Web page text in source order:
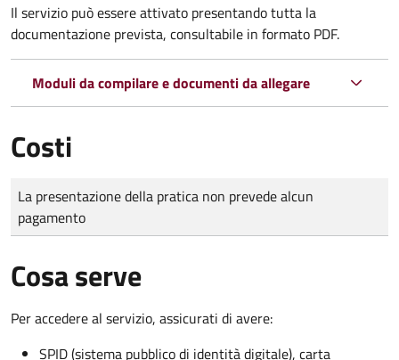
Il servizio può essere attivato presentando tutta la
documentazione prevista, consultabile in formato PDF.
Moduli da compilare e documenti da allegare
Costi
Tipo di pagamento
Importo
La presentazione della pratica non prevede alcun
pagamento
Cosa serve
Per accedere al servizio, assicurati di avere:
SPID (sistema pubblico di identità digitale), carta